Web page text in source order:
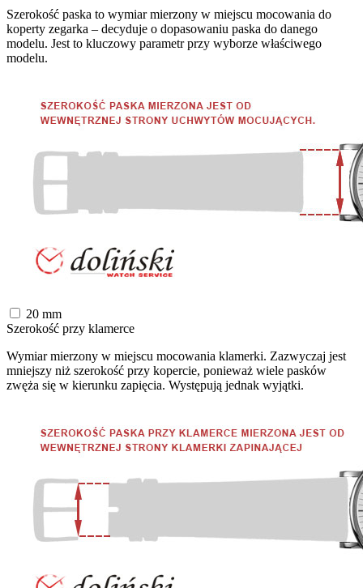
Szerokość paska to wymiar mierzony w miejscu mocowania do
koperty zegarka – decyduje o dopasowaniu paska do danego
modelu. Jest to kluczowy parametr przy wyborze właściwego
modelu.
20 mm
Szerokość przy klamerce
Wymiar mierzony w miejscu mocowania klamerki. Zazwyczaj jest
mniejszy niż szerokość przy kopercie, ponieważ wiele pasków
zwęża się w kierunku zapięcia. Występują jednak wyjątki.